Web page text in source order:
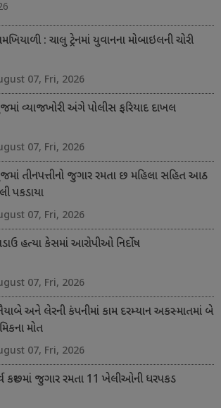
: ચાલુ ટ્રેનમાં યુવાનના મોબાઇલની ચોરી
07, Fri, 2026
વ્યાજખોરી અંગે પોલીસ ફરિયાદ દાખલ
07, Fri, 2026
તીનપત્તીનો જુગાર રમતા છ મહિલા સહિત આઠ
પકડાયા
07, Fri, 2026
હત્યા કેસમાં આરોપીઓ નિર્દોષ
07, Fri, 2026
અને લેરની કંપનીમાં કામ દરમ્યાન અકસ્માતમાં બે
મોત
07, Fri, 2026
કચ્છમાં જુગાર રમતા 11 ખેલીઓની ધરપકડ